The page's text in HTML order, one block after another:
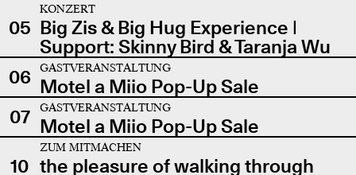
05
KONZERT
Big Zis & Big Hug Experience |
Support: Skinny Bird & Taranja Wu
06
GASTVERANSTALTUNG
Motel a Miio Pop-Up Sale
07
GASTVERANSTALTUNG
Motel a Miio Pop-Up Sale
10
ZUM MITMACHEN
the pleasure of walking through